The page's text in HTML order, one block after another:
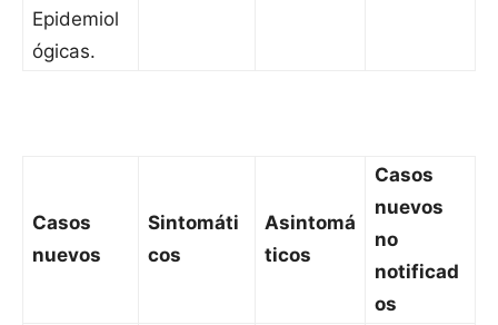
Epidemiol
ógicas.
Casos
nuevos
Sintomáti
cos
Asintomá
ticos
Casos
nuevos
no
notificad
os